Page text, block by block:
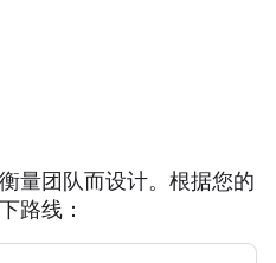
量团队而设计。根据您的
路线：